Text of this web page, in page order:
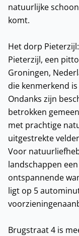
natuurlijke
komt.
Het dorp Pieterzijl:
Pieterzijl, een
Groningen,
die kenmerkend
Ondanks zijn
betrokken
met prachtige
uitgestrekte
Voor
landschappen
ontspannende
ligt op 5
Brugstraat 4 is